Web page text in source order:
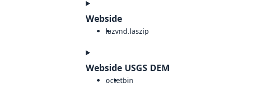
Webside
lazvnd.laszip
Webside USGS DEM
octetbin